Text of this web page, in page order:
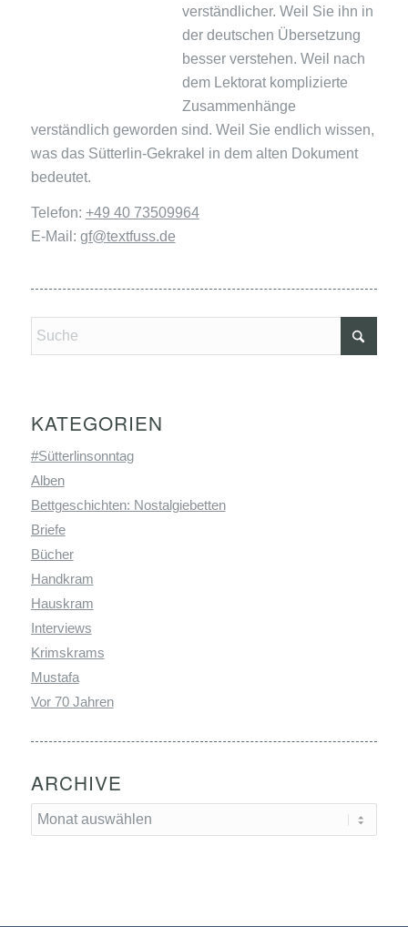
verständlicher. Weil Sie ihn in
der deutschen Übersetzung
besser verstehen. Weil nach
dem Lektorat komplizierte
Zusammenhänge
verständlich geworden sind. Weil Sie endlich wissen,
was das Sütterlin-Gekrakel in dem alten Dokument
bedeutet.
Telefon: +49 40 73509964
E-Mail: gf@textfuss.de
KATEGORIEN
#Sütterlinsonntag
Alben
Bettgeschichten: Nostalgiebetten
Briefe
Bücher
Handkram
Hauskram
Interviews
Krimskrams
Mustafa
Vor 70 Jahren
ARCHIVE